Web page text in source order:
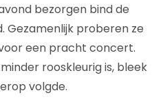
bezorgen bind de
Gezamenlijk proberen ze
een pracht concert.
rooskleurig is, bleek
volgde.